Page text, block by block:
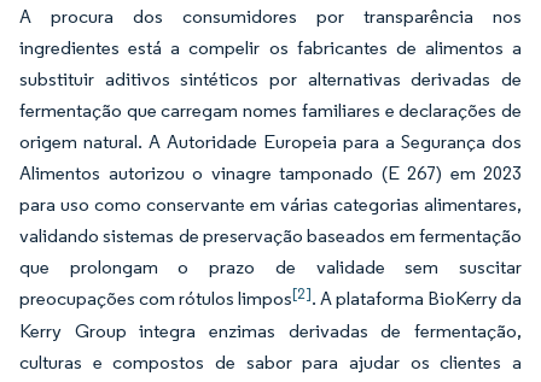
A procura dos consumidores por transparência nos
ingredientes está a compelir os fabricantes de alimentos a
substituir aditivos sintéticos por alternativas derivadas de
fermentação que carregam nomes familiares e declarações de
origem natural. A Autoridade Europeia para a Segurança dos
Alimentos autorizou o vinagre tamponado (E 267) em 2023
para uso como conservante em várias categorias alimentares,
validando sistemas de preservação baseados em fermentação
que prolongam o prazo de validade sem suscitar
preocupações com rótulos limpos[2]. A plataforma BioKerry da
Kerry Group integra enzimas derivadas de fermentação,
culturas e compostos de sabor para ajudar os clientes a